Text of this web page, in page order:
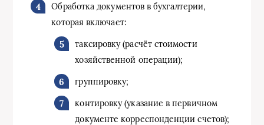
Обработка документов в бухгалтерии,
которая включает:
таксировку (расчёт стоимости
хозяйственной операции);
группировку;
контировку (указание в первичном
документе корреспонденции счетов);